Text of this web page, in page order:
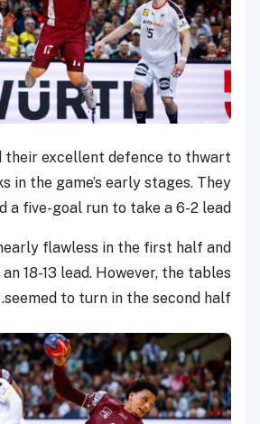
their excellent defence to thwart
in the game’s early stages. They
a five-goal run to take a 6-2 lead.
flawless in the first half and
18-13 lead. However, the tables
seemed to turn in the second half.